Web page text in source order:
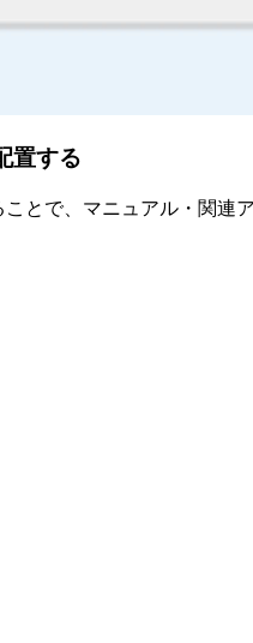
置する
とで、マニュアル・関連